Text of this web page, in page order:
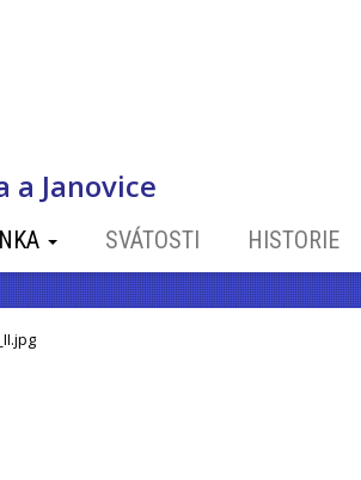
Janovice
SVÁTOSTI HISTORIE